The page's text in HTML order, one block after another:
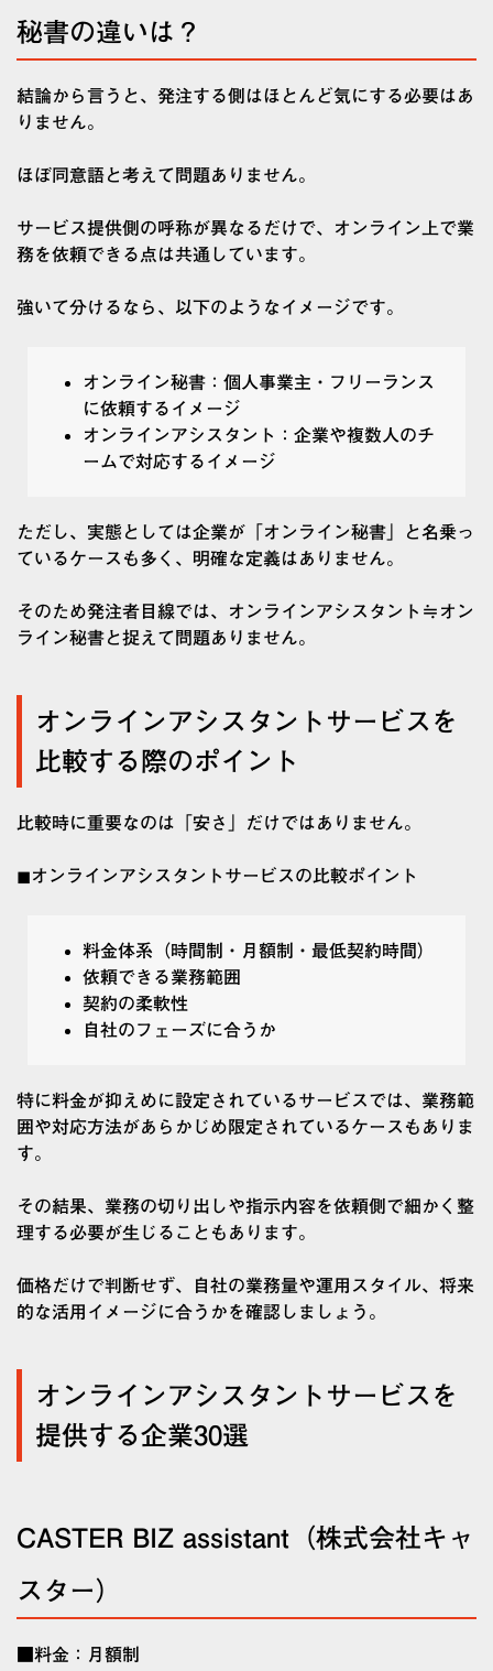
秘書の違いは？
結論から言うと、発注する側はほとんど気にする必要はあ
りません。
ほぼ同意語と考えて問題ありません。
サービス提供側の呼称が異なるだけで、オンライン上で業
務を依頼できる点は共通しています。
強いて分けるなら、以下のようなイメージです。
オンライン秘書：個人事業主・フリーランス
に依頼するイメージ
オンラインアシスタント：企業や複数人のチ
ームで対応するイメージ
ただし、実態としては企業が「オンライン秘書」と名乗っ
ているケースも多く、明確な定義はありません。
そのため発注者目線では、オンラインアシスタント≒オン
ライン秘書と捉えて問題ありません。
オンラインアシスタントサービスを
比較する際のポイント
比較時に重要なのは「安さ」だけではありません。
◼︎オンラインアシスタントサービスの比較ポイント
料金体系（時間制・月額制・最低契約時間）
依頼できる業務範囲
契約の柔軟性
自社のフェーズに合うか
特に料金が抑えめに設定されているサービスでは、業務範
囲や対応方法があらかじめ限定されているケースもありま
す。
その結果、業務の切り出しや指示内容を依頼側で細かく整
理する必要が生じることもあります。
価格だけで判断せず、自社の業務量や運用スタイル、将来
的な活用イメージに合うかを確認しましょう。
オンラインアシスタントサービスを
提供する企業30選
CASTER BIZ assistant（株式会社キャ
スター）
■料金：月額制